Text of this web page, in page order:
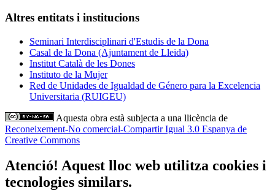
Altres entitats i institucions
Seminari Interdisciplinari d'Estudis de la Dona
Casal de la Dona (Ajuntament de Lleida)
Institut Català de les Dones
Instituto de la Mujer
Red de Unidades de Igualdad de Género para la Excelencia
Universitaria (RUIGEU)
Aquesta obra està subjecta a una llicència de
Reconeixement-No comercial-Compartir Igual 3.0 Espanya de
Creative Commons
Atenció! Aquest lloc web utilitza cookies i
tecnologies similars.